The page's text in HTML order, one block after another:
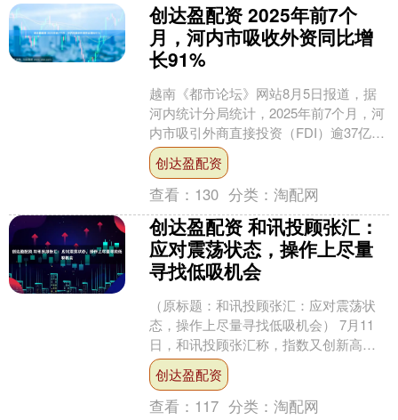
创达盈配资 2025年前7个
月，河内市吸收外资同比增
长91%
越南《都市论坛》网站8月5日报道，据
河内统计分局统计，2025年前7个月，河
内市吸引外商直接投资（FDI）逾37亿美
元，同比增长91%。其中新批外资项目
222个....
创达盈配资
查看： 130 分类：淘配网
创达盈配资 和讯投顾张汇：
应对震荡状态，操作上尽量
寻找低吸机会
（原标题：和讯投顾张汇：应对震荡状
态，操作上尽量寻找低吸机会） 7月11
日，和讯投顾张汇称，指数又创新高，
对于大盘后续走势，若采用较为粗糙的
判断方法，可紧盯5日....
创达盈配资
查看： 117 分类：淘配网